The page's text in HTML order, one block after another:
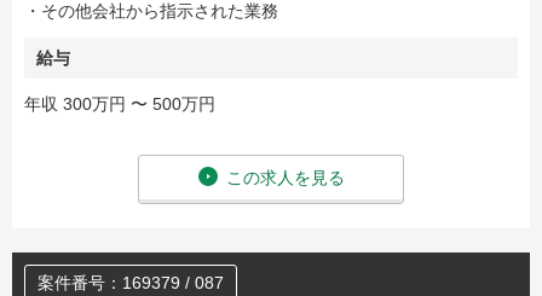
・その他会社から指示された業務
給与
年収 300万円 〜 500万円
この求人を見る
案件番号：169379 / 087